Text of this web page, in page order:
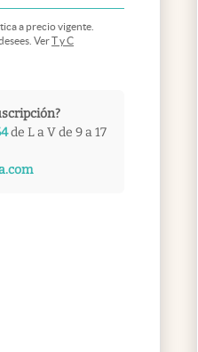
a precio vigente.
VerT y C
de L a V de 9 a 17